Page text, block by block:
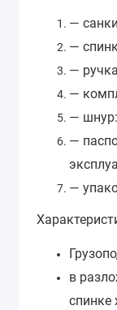
—
—
—
—
—
—
—
в
спинке